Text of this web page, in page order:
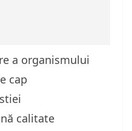
a organismului
cap
calitate